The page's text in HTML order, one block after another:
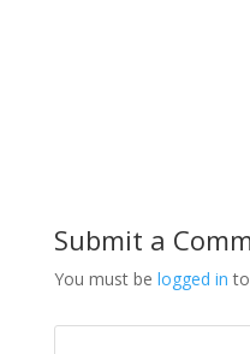
Submit a
You must be logged in